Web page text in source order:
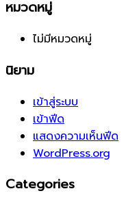
หมวดหมู่
ไม่มีหมวดหมู่
นิยาม
เข้าสู่ระบบ
เข้าฟีด
แสดงความเห็นฟีด
WordPress.org
Categories